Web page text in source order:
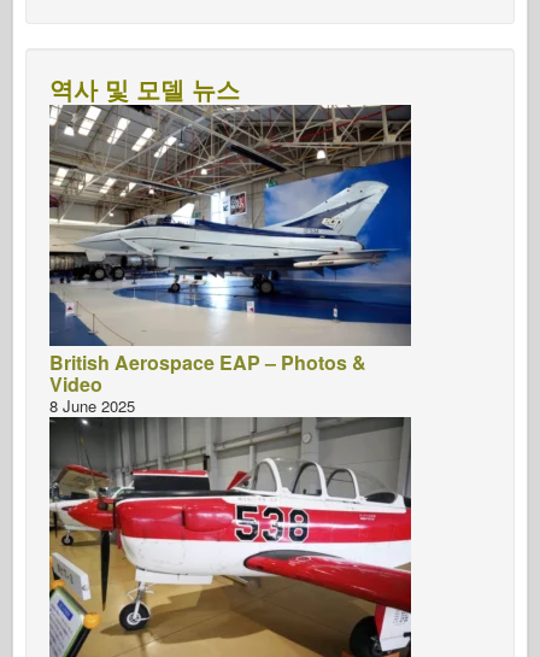
역사 및 모델 뉴스
British Aerospace EAP – Photos &
Video
8 June 2025